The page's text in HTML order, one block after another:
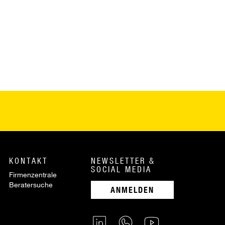
KONTAKT
Firmenzentrale
Beratersuche
NEWSLETTER &
SOCIAL MEDIA
ANMELDEN